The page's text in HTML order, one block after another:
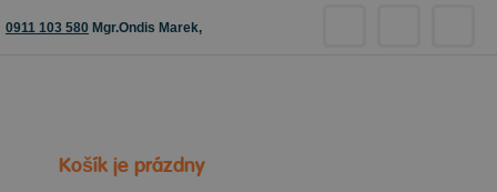
0911 103 580 Mgr.Ondis Marek,
Košík je prázdny